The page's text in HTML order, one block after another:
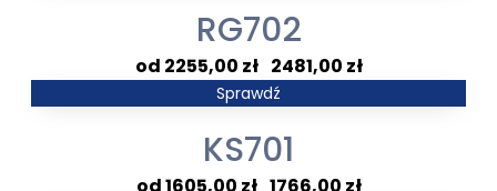
2839,00 zł
do
3123,00 zł
RG702
2255,00 zł– 2481,00 zł
Zakres
2255,00 zł
do
Sprawdź
KS701
Zakres